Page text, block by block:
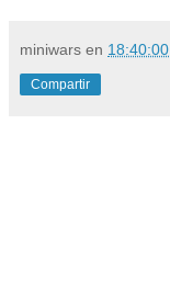
miniwars en 18:40:00
Compartir